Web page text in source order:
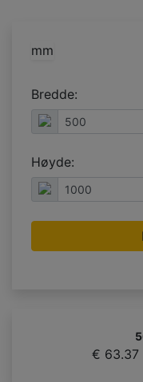
mm
Bredde:
Høyde:
€ 63.37